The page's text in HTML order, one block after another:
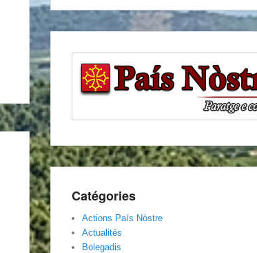
Catégories
Actions País Nòstre
Actualités
Bolegadis